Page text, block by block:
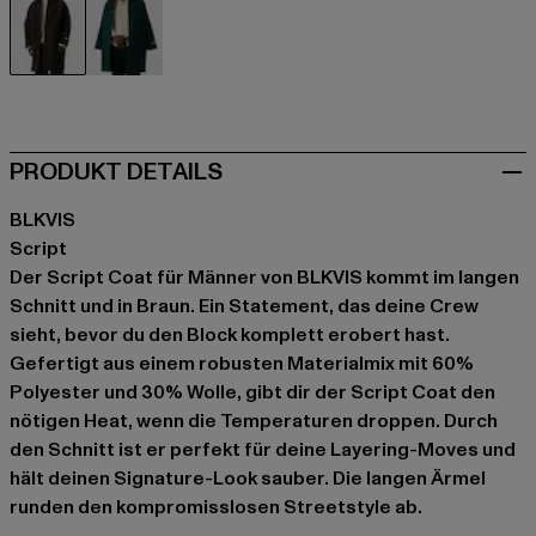
PRODUKT DETAILS
BLKVIS
Script
Der Script Coat für Männer von BLKVIS kommt im langen
Schnitt und in Braun. Ein Statement, das deine Crew
sieht, bevor du den Block komplett erobert hast.
Gefertigt aus einem robusten Materialmix mit 60%
Polyester und 30% Wolle, gibt dir der Script Coat den
nötigen Heat, wenn die Temperaturen droppen. Durch
den Schnitt ist er perfekt für deine Layering-Moves und
hält deinen Signature-Look sauber. Die langen Ärmel
runden den kompromisslosen Streetstyle ab.